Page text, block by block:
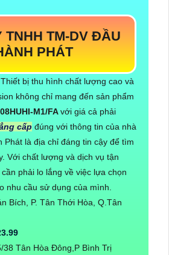
TNHH TM-DV ĐẦU
PHÁT
bị thu hình chất lượng cao và
không chỉ mang đến sản phẩm
M1/FAvới giá cả phải
cấp đúng với thông tin của nhà
Phát là địa chỉ đáng tin cậy để tìm
Với chất lượng và dịch vụ tận
phải lo lắng về việc lựa chọn
nhu cầu sử dụng của mình.
Bích, P. Tân Thới Hòa, Q.Tân
38 Tân Hòa Đông,P Bình Trị